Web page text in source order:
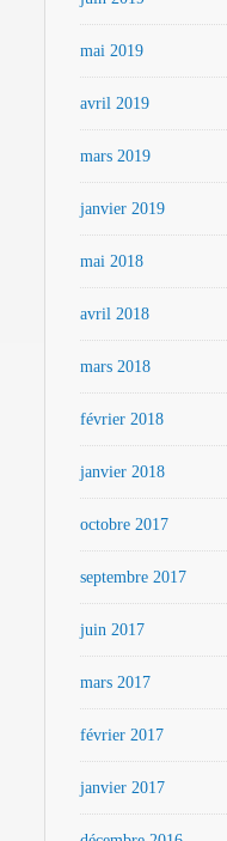
mai 2019
avril 2019
mars 2019
janvier 2019
mai 2018
avril 2018
mars 2018
février 2018
janvier 2018
octobre 2017
septembre 2017
juin 2017
mars 2017
février 2017
janvier 2017